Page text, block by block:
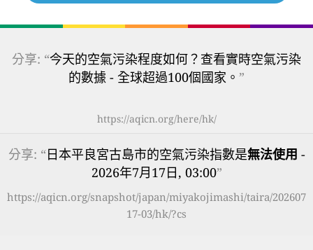
分享: “今天的空氣污染程度如何？查看實時空氣污染
的數據 - 全球超過100個國家。 ”
https://aqicn.org/here/hk/
分享: “日本平良宮古島市的空氣污染指數是無法使用 -
2026年7月17日, 03:00”
https://aqicn.org/snapshot/japan/miyakojimashi/taira/202607
17-03/hk/?cs